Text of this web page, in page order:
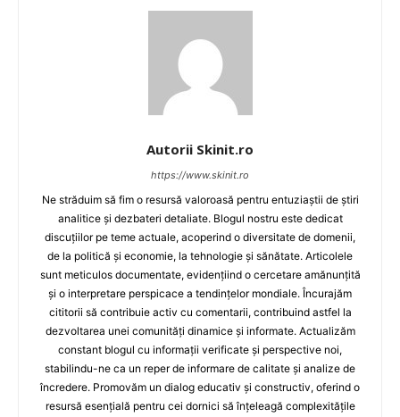
Autorii Skinit.ro
https://www.skinit.ro
Ne străduim să fim o resursă valoroasă pentru entuziaștii de știri
analitice și dezbateri detaliate. Blogul nostru este dedicat
discuțiilor pe teme actuale, acoperind o diversitate de domenii,
de la politică și economie, la tehnologie și sănătate. Articolele
sunt meticulos documentate, evidențiind o cercetare amănunțită
și o interpretare perspicace a tendințelor mondiale. Încurajăm
cititorii să contribuie activ cu comentarii, contribuind astfel la
dezvoltarea unei comunități dinamice și informate. Actualizăm
constant blogul cu informații verificate și perspective noi,
stabilindu-ne ca un reper de informare de calitate și analize de
încredere. Promovăm un dialog educativ și constructiv, oferind o
resursă esențială pentru cei dornici să înțeleagă complexitățile